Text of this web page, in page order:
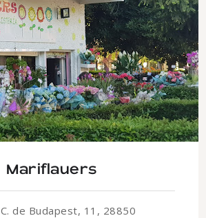
Mariflauers
C. de Budapest, 11, 28850